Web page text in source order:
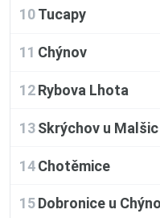
10 Tucapy
11 Chýnov
12 Rybova Lhota
13 Skrýchov u Malšic
14 Chotěmice
15 Dobronice u